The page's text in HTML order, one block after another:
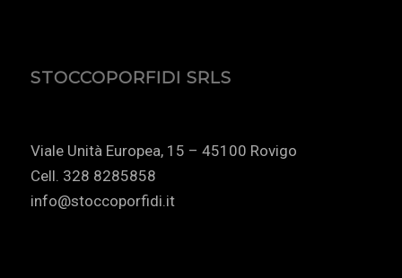
STOCCOPORFIDI SRLS
Viale Unità Europea, 15 – 45100 Rovigo
Cell. 328 8285858
info@stoccoporfidi.it